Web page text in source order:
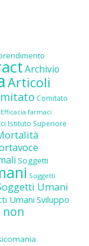
Archivio
Articoli
Comitato
Efficacia farmaci
Istituto Superiore
Soggetti
Soggetti
Umani
Umani Sviluppo
non